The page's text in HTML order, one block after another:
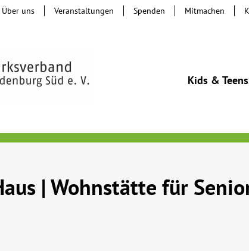
Kids & Teens
Über uns Veranstaltungen Spenden Mitmachen
| Wohnstätte für